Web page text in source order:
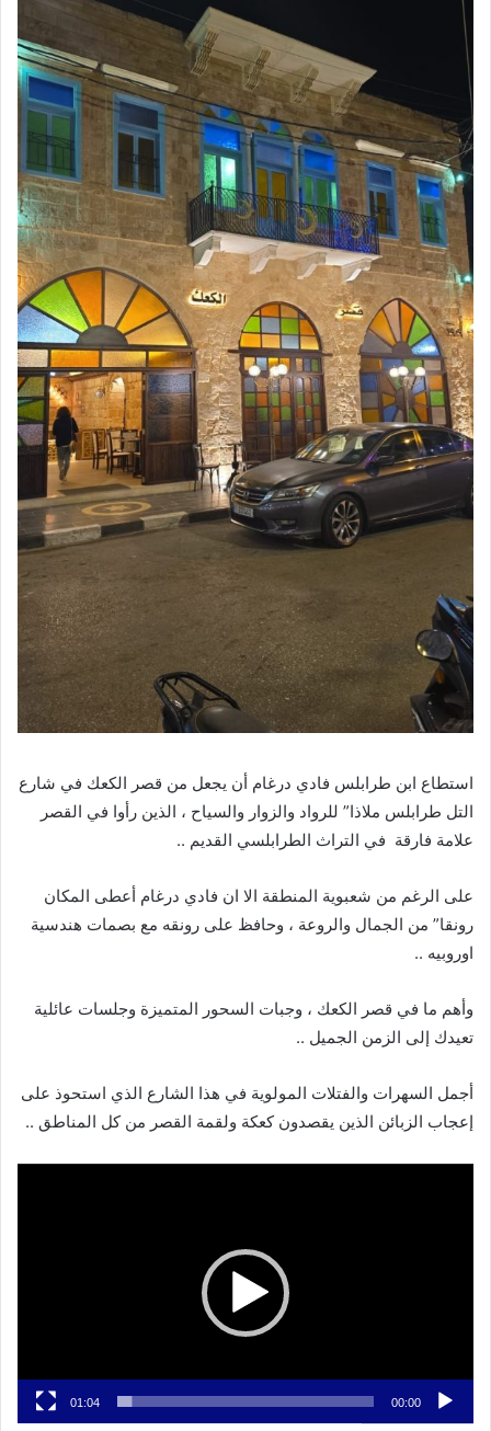
استطاع ابن طرابلس فادي درغام أن يجعل من قصر الكعك في شارع
التل طرابلس ملاذا” للرواد والزوار والسياح ، الذين رأوا في القصر
علامة فارقة في التراث الطرابلسي القديم ..
على الرغم من شعبوية المنطقة الا ان فادي درغام أعطى المكان
رونقا” من الجمال والروعة ، وحافظ على رونقه مع بصمات هندسية
اوروبيه ..
وأهم ما في قصر الكعك ، وجبات السحور المتميزة وجلسات عائلية
تعيدك إلى الزمن الجميل ..
أجمل السهرات والفتلات المولوية في هذا الشارع الذي استحوذ على
إعجاب الزبائن الذين يقصدون كعكة ولقمة القصر من كل المناطق ..
00:00
01:04